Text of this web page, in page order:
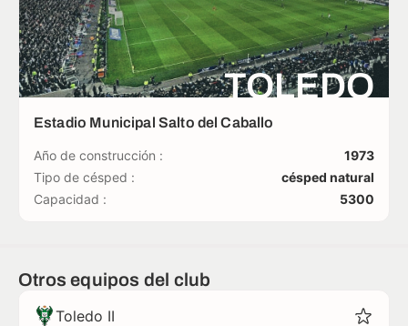
TOLEDO
Estadio Municipal Salto del Caballo
Año de construcción :
1973
Tipo de césped :
césped natural
Capacidad :
5300
Otros equipos del club
Toledo II